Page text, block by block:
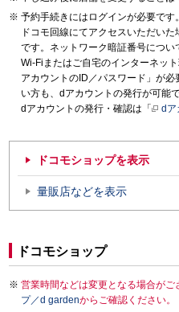
予約手続きにはログインが必要です。
ドコモ回線にてアクセスいただい
です。ネットワーク暗証番号につい
Wi-Fiまたはご自宅のインターネッ
アカウントのID／パスワード」が
い方も、dアカウントの発行が可能で
dアカウントの発行・確認は「
dア
ドコモショップを表示
量販店などを表示
ドコモショップ
営業時間などは変更となる場合がご
プ／d gardenからご確認ください。